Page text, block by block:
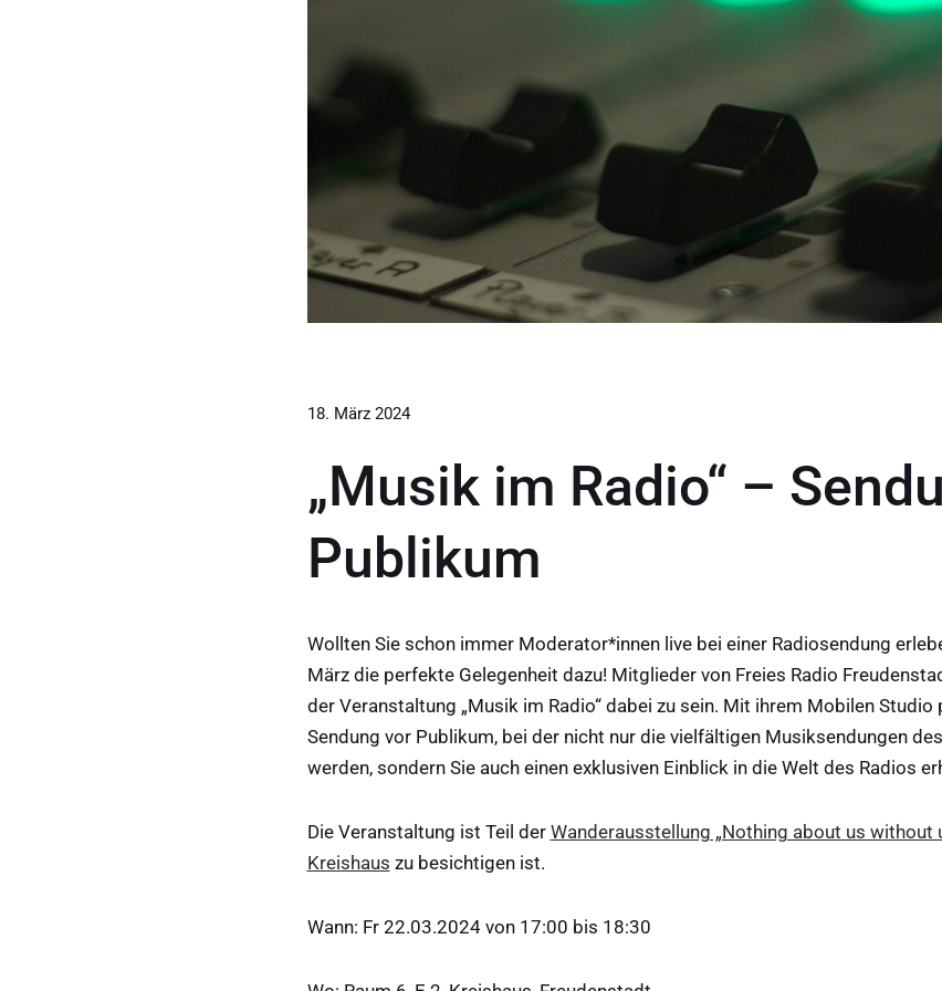
18. März 2024
„Musik im Radio“ –
Publikum
Wollten Sie schon immer Moderator*innen live bei einer Radiosendung
März die perfekte Gelegenheit dazu! Mitglieder von Freies Radio
der Veranstaltung „Musik im Radio“ dabei zu sein. Mit ihrem Mobilen Studio
Sendung vor Publikum, bei der nicht nur die vielfältigen Musiksendungen
werden, sondern Sie auch einen exklusiven Einblick in die Welt des Radios
Die Veranstaltung ist Teil der Wanderausstellung „Nothing about us without
Kreishaus zu besichtigen ist.
Wann: Fr 22.03.2024 von 17:00 bis 18:30